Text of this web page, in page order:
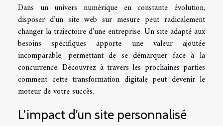
Dans un univers numérique en constante évolution,
disposer d’un site web sur mesure peut radicalement
changer la trajectoire d’une entreprise. Un site adapté aux
besoins spécifiques apporte une valeur ajoutée
incomparable, permettant de se démarquer face à la
concurrence. Découvrez à travers les prochaines parties
comment cette transformation digitale peut devenir le
moteur de votre succès.
L’impact d’un site personnalisé